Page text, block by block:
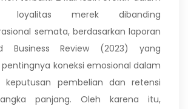
loyalitas merek dibanding
semata, berdasarkan laporan
Business Review (2023) yang
koneksi emosional dalam
keputusan pembelian dan retensi
panjang. Oleh karena itu,